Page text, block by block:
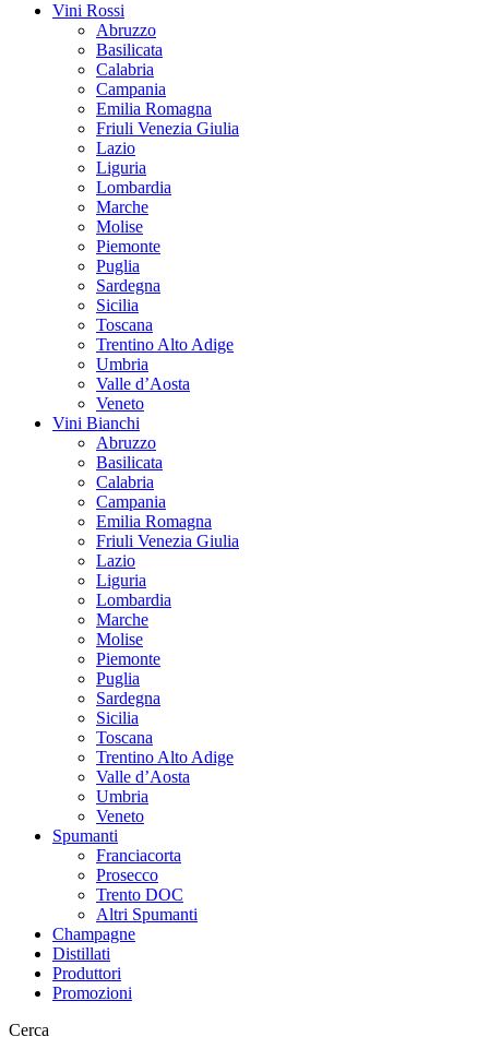
Vini Rossi
Abruzzo
Basilicata
Calabria
Campania
Emilia Romagna
Friuli Venezia Giulia
Lazio
Liguria
Lombardia
Marche
Molise
Piemonte
Puglia
Sardegna
Sicilia
Toscana
Trentino Alto Adige
Umbria
Valle d’Aosta
Veneto
Vini Bianchi
Abruzzo
Basilicata
Calabria
Campania
Emilia Romagna
Friuli Venezia Giulia
Lazio
Liguria
Lombardia
Marche
Molise
Piemonte
Puglia
Sardegna
Sicilia
Toscana
Trentino Alto Adige
Valle d’Aosta
Umbria
Veneto
Spumanti
Franciacorta
Prosecco
Trento DOC
Altri Spumanti
Champagne
Distillati
Produttori
Promozioni
Cerca